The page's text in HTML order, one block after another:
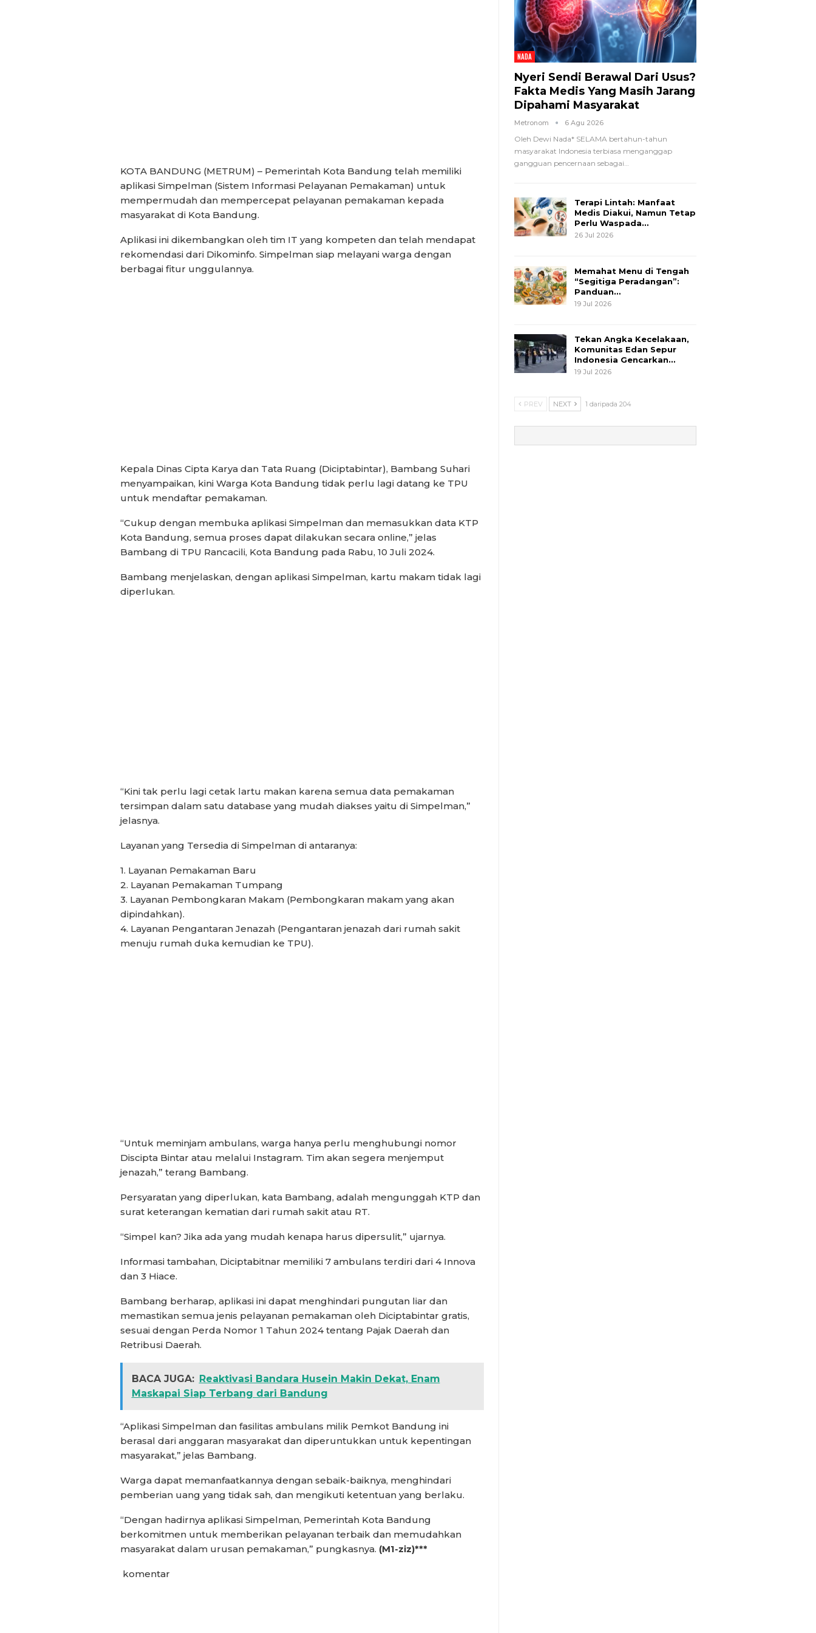
KOTA BANDUNG (METRUM) – Pemerintah Kota Bandung telah memiliki
aplikasi Simpelman (Sistem Informasi Pelayanan Pemakaman) untuk
mempermudah dan mempercepat pelayanan pemakaman kepada
masyarakat di Kota Bandung.
Aplikasi ini dikembangkan oleh tim IT yang kompeten dan telah mendapat
rekomendasi dari Dikominfo. Simpelman siap melayani warga dengan
berbagai fitur unggulannya.
Kepala Dinas Cipta Karya dan Tata Ruang (Diciptabintar), Bambang Suhari
menyampaikan, kini Warga Kota Bandung tidak perlu lagi datang ke TPU
untuk mendaftar pemakaman.
“Cukup dengan membuka aplikasi Simpelman dan memasukkan data KTP
Kota Bandung, semua proses dapat dilakukan secara online,” jelas
Bambang di TPU Rancacili, Kota Bandung pada Rabu, 10 Juli 2024.
Bambang menjelaskan, dengan aplikasi Simpelman, kartu makam tidak lagi
diperlukan.
“Kini tak perlu lagi cetak lartu makan karena semua data pemakaman
tersimpan dalam satu database yang mudah diakses yaitu di Simpelman,”
jelasnya.
Layanan yang Tersedia di Simpelman di antaranya:
1. Layanan Pemakaman Baru
2. Layanan Pemakaman Tumpang
3. Layanan Pembongkaran Makam (Pembongkaran makam yang akan
dipindahkan).
4. Layanan Pengantaran Jenazah (Pengantaran jenazah dari rumah sakit
menuju rumah duka kemudian ke TPU).
“Untuk meminjam ambulans, warga hanya perlu menghubungi nomor
Discipta Bintar atau melalui Instagram. Tim akan segera menjemput
jenazah,” terang Bambang.
Persyaratan yang diperlukan, kata Bambang, adalah mengunggah KTP dan
surat keterangan kematian dari rumah sakit atau RT.
“Simpel kan? Jika ada yang mudah kenapa harus dipersulit,” ujarnya.
Informasi tambahan, Diciptabitnar memiliki 7 ambulans terdiri dari 4 Innova
dan 3 Hiace.
Bambang berharap, aplikasi ini dapat menghindari pungutan liar dan
memastikan semua jenis pelayanan pemakaman oleh Diciptabintar gratis,
sesuai dengan Perda Nomor 1 Tahun 2024 tentang Pajak Daerah dan
Retribusi Daerah.
BACA JUGA: Reaktivasi Bandara Husein Makin Dekat, Enam
Maskapai Siap Terbang dari Bandung
“Aplikasi Simpelman dan fasilitas ambulans milik Pemkot Bandung ini
berasal dari anggaran masyarakat dan diperuntukkan untuk kepentingan
masyarakat,” jelas Bambang.
Warga dapat memanfaatkannya dengan sebaik-baiknya, menghindari
pemberian uang yang tidak sah, dan mengikuti ketentuan yang berlaku.
“Dengan hadirnya aplikasi Simpelman, Pemerintah Kota Bandung
berkomitmen untuk memberikan pelayanan terbaik dan memudahkan
masyarakat dalam urusan pemakaman,” pungkasnya. (M1-ziz)***
komentar
NADA
Nyeri Sendi Berawal Dari Usus?
Fakta Medis Yang Masih Jarang
Dipahami Masyarakat
Metronom 6 Agu 2026
Oleh Dewi Nada* SELAMA bertahun-tahun
masyarakat Indonesia terbiasa menganggap
gangguan pencernaan sebagai…
Terapi Lintah: Manfaat
Medis Diakui, Namun Tetap
Perlu Waspada…
26 Jul 2026
Memahat Menu di Tengah
“Segitiga Peradangan”:
Panduan…
19 Jul 2026
Tekan Angka Kecelakaan,
Komunitas Edan Sepur
Indonesia Gencarkan…
19 Jul 2026
PREV NEXT 1 daripada 204